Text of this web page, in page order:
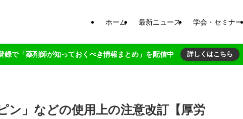
ホーム 最新ニュース 学会・セミナー
録で「薬剤師が知っておくべき情報まとめ」を配信中 詳しくはこちら
ン」などの使用上の注意改訂【厚労